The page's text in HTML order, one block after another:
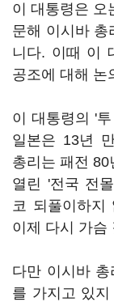
이 대통령은 오
문해 이시바 총
니다. 이때 이
공조에 대해 논
이 대통령의 '
일본은 13년
총리는 패전 80
열린 '전국 전
코 되풀이하지
이제 다시 가슴
다만 이시바
를 가지고 있